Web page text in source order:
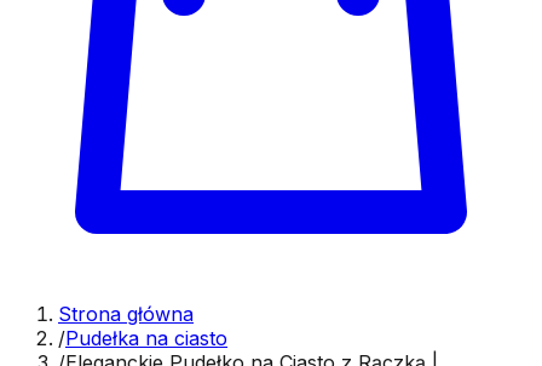
Strona główna
/Pudełka na ciasto